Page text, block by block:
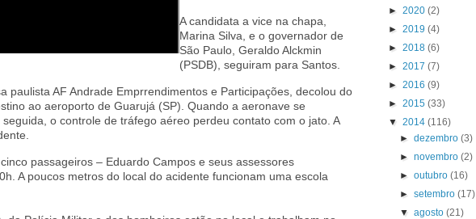
A candidata a vice na chapa,
Marina Silva, e o governador de
São Paulo, Geraldo Alckmin
(PSDB), seguiram para Santos.
paulista AF Andrade Emprrendimentos e Participações, decolou do
ao aeroporto de Guarujá (SP). Quando a aeronave se
o controle de tráfego aéreo perdeu contato com o jato. A
passageiros – Eduardo Campos e seus assessores
A poucos metros do local do acidente funcionam uma escola
► 2020 (2)
► 2019 (4)
► 2018 (6)
► 2017 (7)
► 2016 (9)
► 2015 (33)
▼ 2014 (116)
►dezembro(3)
►novembro(2)
►outubro(16)
►setembro(17)
▼agosto(21)